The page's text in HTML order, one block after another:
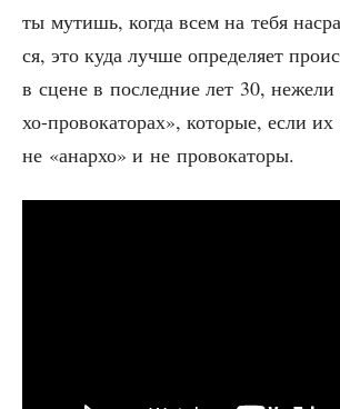
ты мутишь, когда всем на тебя
ся, это куда луч­ше опре­де­ля­ет
в сцене в послед­ние лет 30,
хо-про­во­ка­то­рах», кото­рые, если их
не «анар­хо» и не провокаторы.